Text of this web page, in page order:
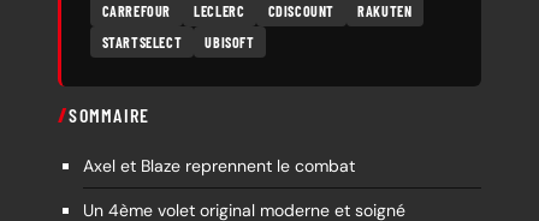
CARREFOUR
LECLERC CDISCOUNT
RAKUTEN
STARTSELECT
UBISOFT
SOMMAIRE
Axel et Blaze reprennent le combat
Un 4ème volet original moderne et soigné